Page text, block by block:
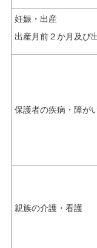
妊娠・出産
出産月前２か月及び
保護者の疾病・障が
親族の介護・看護